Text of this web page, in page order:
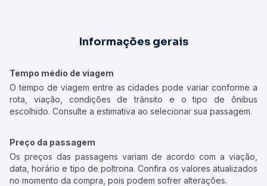
Informações gerais
Tempo médio de viagem
O tempo de viagem entre as cidades pode variar conforme a
rota, viação, condições de trânsito e o tipo de ônibus
escolhido. Consulte a estimativa ao selecionar sua passagem.
Preço da passagem
Os preços das passagens variam de acordo com a viação,
data, horário e tipo de poltrona. Confira os valores atualizados
no momento da compra, pois podem sofrer alterações.